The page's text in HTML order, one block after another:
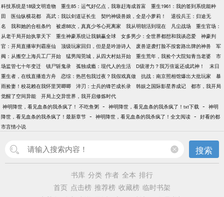
科技系统是18级文明造物
重生85：运气好亿点，我靠赶海成首富
重生1961：我的签到系统能种
田
医仙纵横花都 高武：我以剑道证长生 契约神级兽娘，全是小萝莉！
退役兵王：归途无
名
我和她的合租条约 被虐88次，真真少爷心死离家 我从明朝活到现在 凡尘战场
重生官场：
从老干局开始执掌天下
重生神豪系统让我躺赢全球 女多男少：全世界都想和我谈恋爱
神豪判
官：开局直播审判霸座仙
顶级玩家回归，但是是吟游诗人 废兽逆袭打脸不按套路出牌的神兽
军
阀：从搬空上海兵工厂开始
猛男闯莞城，从四大村姑开始 重生荒年，我捡个大院知青当老婆
市
场监管七十年变迁
镇尸斩鬼录 孤独成瘾：现代人的生活 D级潜力？我万倍返还成武神！
末日
重生者，在线直播造方舟
恋综：热芭包我过夜？我假戏真做 抗战：南京照相馆爆出大批玩家
暴
雨捡妻！校花赖在我怀里哭唧唧
淬刃：士兵的锋芒成长录 韩娱之国际影星养成记
都市，我开局
觉醒了空间异能
开局上交异世界，我开启修炼时代
神明降世，看见血条的我杀疯了！ 不吃鱼粥 - 神明降世，看见血条的我杀疯了！txt下载 - 神明
降世，看见血条的我杀疯了！最新章节 - 神明降世，看见血条的我杀疯了！全文阅读 - 好看的都
市言情小说
搜索
书库 分类 作者 全本 排行
首页 点击榜 推荐榜 收藏榜 临时书架